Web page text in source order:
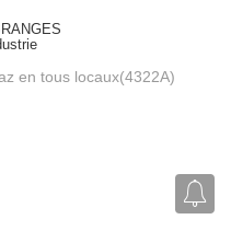
en tous locaux(4322A)